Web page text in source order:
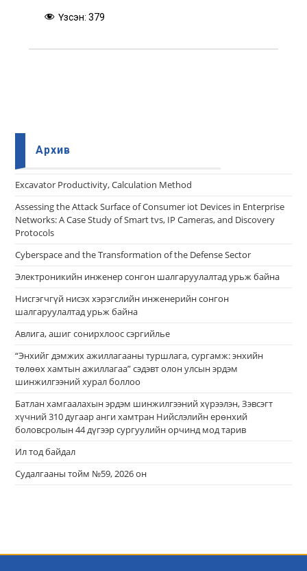
Үзсэн: 379
Архив
Еxcavator Productivity, Calculation Method
Assessing the Attack Surface of Consumer iot Devices in Enterprise
Networks: A Case Study of Smart tvs, IP Cameras, and Discovery
Protocols
Cyberspace and the Transformation of the Defense Sector
Электроникийн инженер сонгон шалгаруулалтад урьж байна
Нисгэгчгүй нисэх хэрэгслийн инженерийн сонгон
шалгаруулалтад урьж байна
Авлига, ашиг сонирхлоос сэргийлье
“Энхийг дэмжих ажиллагааны туршлага, сургамж: энхийн
төлөөх хамтын ажиллагаа” сэдэвт олон улсын эрдэм
шинжилгээний хурал боллоо
Батлан хамгаалахын эрдэм шинжилгээний хүрээлэн, Зэвсэгт
хүчний 310 дугаар анги хамтран Нийслэлийн ерөнхий
боловсролын 44 дүгээр сургуулийн орчинд мод тарив
Ил тод байдал
Судалгааны тойм №59, 2026 он